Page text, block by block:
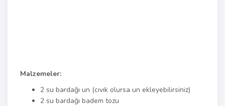
Malzemeler:
2 su bardağı un (cıvık olursa un ekleyebilirsiniz)
2 su bardağı badem tozu